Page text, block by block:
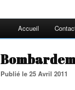
Accueil
Publié le 25 Avril 2011